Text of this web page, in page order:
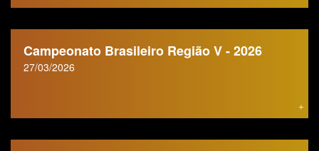
Campeonato Brasileiro Região V - 2026
27/03/2026